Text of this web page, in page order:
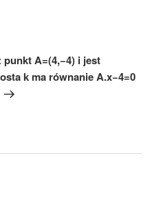
A=(4,−4) i jest
k ma równanie A.x−4=0